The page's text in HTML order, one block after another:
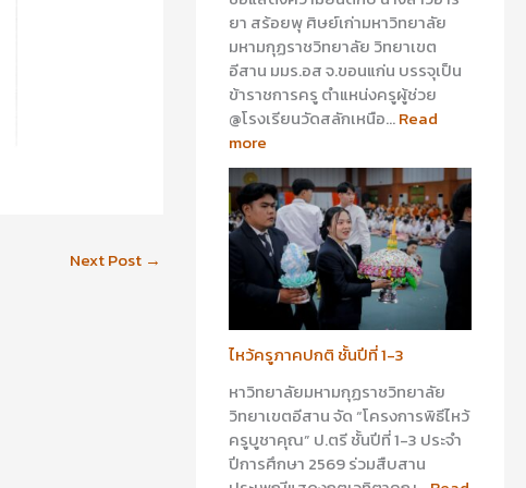
Next Post →
ยา สร้อยพุ ศิษย์เก่ามหาวิทยาลัย
มหามกุฏราชวิทยาลัย วิทยาเขต
อีสาน มมร.อส จ.ขอนแก่น บรรจุเป็น
ข้าราชการครู ตำแหน่งครูผู้ช่วย
@โรงเรียนวัดสลักเหนือ…Read
more
ไหว้ครูภาคปกติ ชั้นปีที่ 1-3
หาวิทยาลัยมหามกุฏราชวิทยาลัย
วิทยาเขตอีสาน จัด “โครงการพิธีไหว้
ครูบูชาคุณ” ป.ตรี ชั้นปีที่ 1-3 ประจำ
ปีการศึกษา 2569 ร่วมสืบสาน